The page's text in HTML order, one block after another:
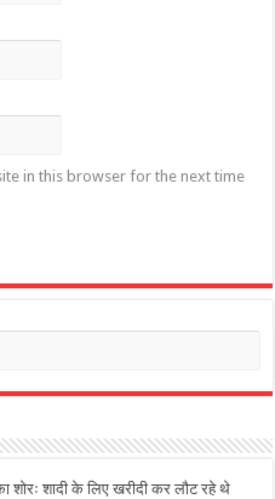
in this browser for the next time
शोरः शादी के लिए खरीदी कर लौट रहे थे